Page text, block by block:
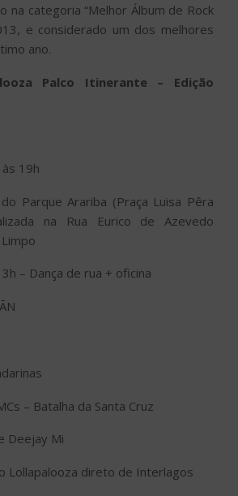
na categoria “Melhor Álbum de Rock
e considerado um dos melhores
ano.
Palco Itinerante – Edição
19h
do Parque Arariba (Praça Luisa Pêra
na Rua Eurico de Azevedo
– Dança de rua + oficina
– Batalha da Santa Cruz
Deejay Mi
Lollapalooza direto de Interlagos